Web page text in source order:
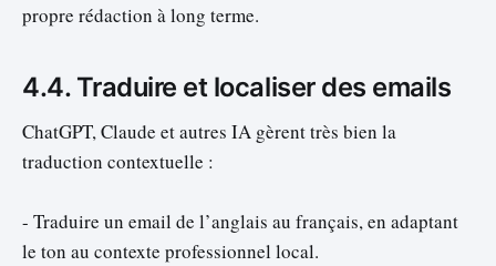
propre rédaction à long terme.
4.4. Traduire et localiser des emails
ChatGPT, Claude et autres IA gèrent très bien la
traduction contextuelle :
- Traduire un email de l’anglais au français, en adaptant
le ton au contexte professionnel local.